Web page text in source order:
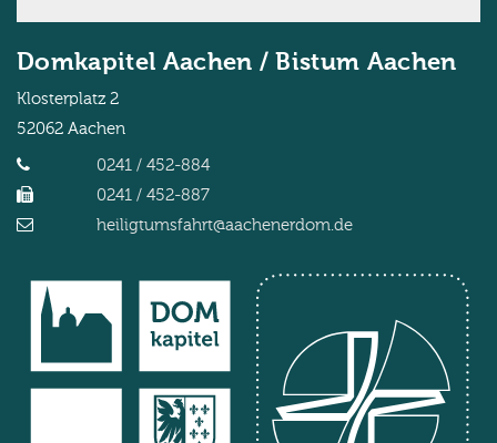
Domkapitel Aachen / Bistum Aachen
Klosterplatz 2
52062 Aachen
0241 / 452-884
0241 / 452-887
heiligtumsfahrt@aachenerdom.de